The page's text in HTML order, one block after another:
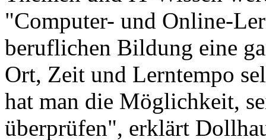
"Computer- und Online-
beruflichen Bildung eine
Ort, Zeit und Lerntempo
hat man die Möglichkeit,
überprüfen", erklärt